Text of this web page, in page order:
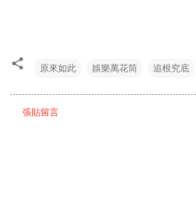
原來如此 娛樂萬花筒 追根究底
張貼留言